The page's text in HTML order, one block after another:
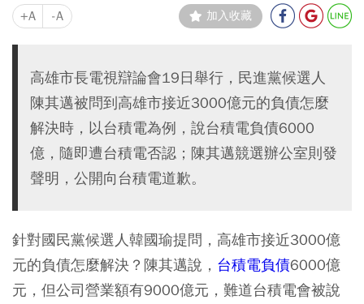
+A -A 加入收藏
高雄市長電視辯論會19日舉行，民進黨候選人
陳其邁被問到高雄市接近3000億元的負債怎麼
解決時，以台積電為例，說台積電負債6000
億，隨即遭台積電否認；陳其邁競選辦公室則發
聲明，公開向台積電道歉。
針對國民黨候選人韓國瑜提問，高雄市接近3000億
元的負債怎麼解決？陳其邁說， 台積電負債6000億
元，但公司營業額有9000億元，難道台積電會被說